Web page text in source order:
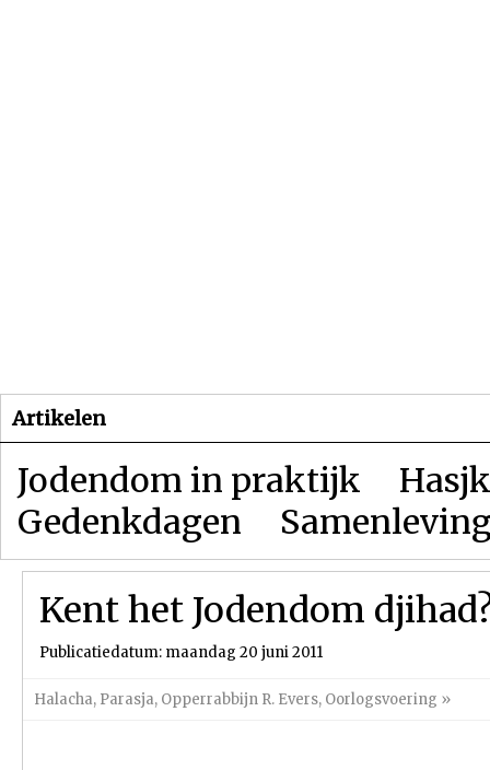
Artikelen
Jodendom in praktijk
Gedenkdagen
Kent het Jodendom
Publicatiedatum: maandag 20 juni 2011
Halacha, Parasja, Opperrabbijn R. Evers, Oorlogsvoering »